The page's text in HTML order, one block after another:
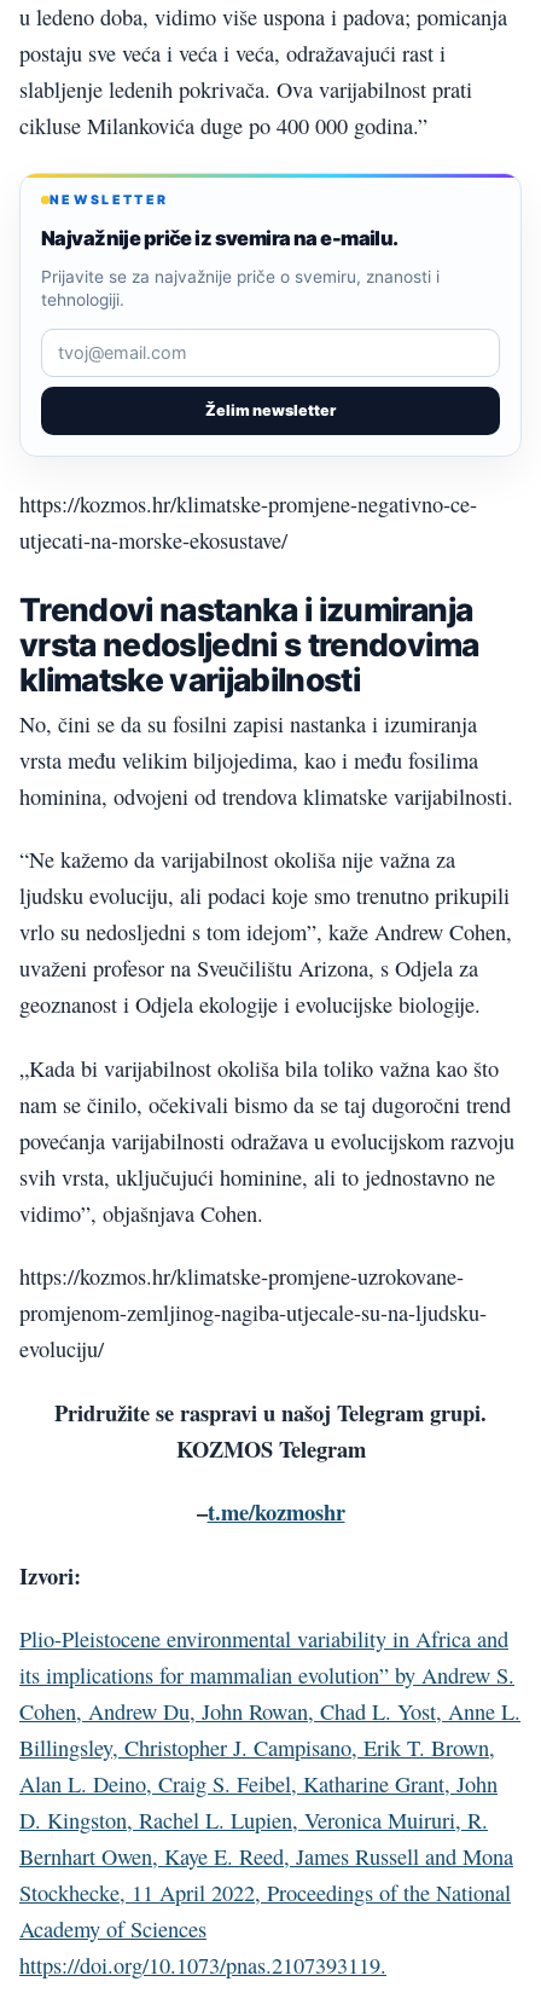
u ledeno doba, vidimo više uspona i padova; pomicanja
postaju sve veća i veća i veća, odražavajući rast i
slabljenje ledenih pokrivača. Ova varijabilnost prati
cikluse Milankovića duge po 400 000 godina.”
NEWSLETTER
Najvažnije priče iz svemira na e-mailu.
Želim newsletter
Prijavite se za najvažnije priče o svemiru, znanosti i
tehnologiji.
https://kozmos.hr/klimatske-promjene-negativno-ce-
utjecati-na-morske-ekosustave/
Trendovi nastanka i izumiranja
vrsta nedosljedni s trendovima
klimatske varijabilnosti
No, čini se da su fosilni zapisi nastanka i izumiranja
vrsta među velikim biljojedima, kao i među fosilima
hominina, odvojeni od trendova klimatske varijabilnosti.
“Ne kažemo da varijabilnost okoliša nije važna za
ljudsku evoluciju, ali podaci koje smo trenutno prikupili
vrlo su nedosljedni s tom idejom”, kaže Andrew Cohen,
uvaženi profesor na Sveučilištu Arizona, s Odjela za
geoznanost i Odjela ekologije i evolucijske biologije.
„Kada bi varijabilnost okoliša bila toliko važna kao što
nam se činilo, očekivali bismo da se taj dugoročni trend
povećanja varijabilnosti odražava u evolucijskom razvoju
svih vrsta, uključujući hominine, ali to jednostavno ne
vidimo”, objašnjava Cohen.
https://kozmos.hr/klimatske-promjene-uzrokovane-
promjenom-zemljinog-nagiba-utjecale-su-na-ljudsku-
evoluciju/
Pridružite se raspravi u našoj Telegram grupi.
KOZMOS Telegram
–t.me/kozmoshr
Izvori:
Plio-Pleistocene environmental variability in Africa and
its implications for mammalian evolution” by Andrew S.
Cohen, Andrew Du, John Rowan, Chad L. Yost, Anne L.
Billingsley, Christopher J. Campisano, Erik T. Brown,
Alan L. Deino, Craig S. Feibel, Katharine Grant, John
D. Kingston, Rachel L. Lupien, Veronica Muiruri, R.
Bernhart Owen, Kaye E. Reed, James Russell and Mona
Stockhecke, 11 April 2022, Proceedings of the National
Academy of Sciences
https://doi.org/10.1073/pnas.2107393119.